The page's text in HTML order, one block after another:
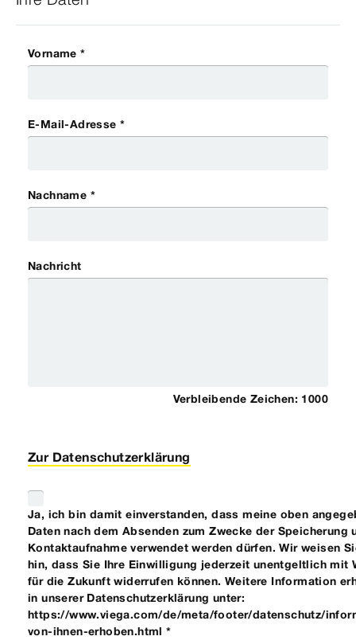
Vorname *
E-Mail-Adresse *
Nachname *
Nachricht
Verbleibende Zeichen: 1000
Zur Datenschutzerklärung
Ja, ich bin damit einverstanden, dass meine oben
Daten nach dem Absenden zum Zwecke der Speicherung
Kontaktaufnahme verwendet werden dürfen. Wir weisen
hin, dass Sie Ihre Einwilligung jederzeit unentgeltlich mit
für die Zukunft widerrufen können. Weitere Information
in unserer Datenschutzerklärung unter:
https://www.viega.com/de/meta/footer/datenschutz/
von-ihnen-erhoben.html *